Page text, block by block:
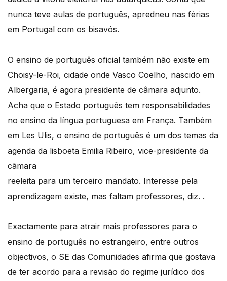
nunca teve aulas de português, apredneu nas férias
em Portugal com os bisavós.
O ensino de português oficial também não existe em
Choisy-le-Roi, cidade onde Vasco Coelho, nascido em
Albergaria, é agora presidente de câmara adjunto.
Acha que o Estado português tem responsabilidades
no ensino da língua portuguesa em França. Também
em Les Ulis, o ensino de português é um dos temas da
agenda da lisboeta Emilia Ribeiro, vice-presidente da
cãmara
reeleita para um terceiro mandato. Interesse pela
aprendizagem existe, mas faltam professores, diz. .
Exactamente para atrair mais professores para o
ensino de português no estrangeiro, entre outros
objectivos, o SE das Comunidades afirma que gostava
de ter acordo para a revisão do regime jurídico dos